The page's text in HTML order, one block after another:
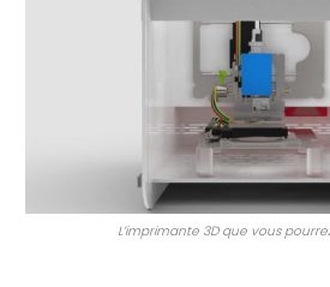
L’imprimante 3D que vous